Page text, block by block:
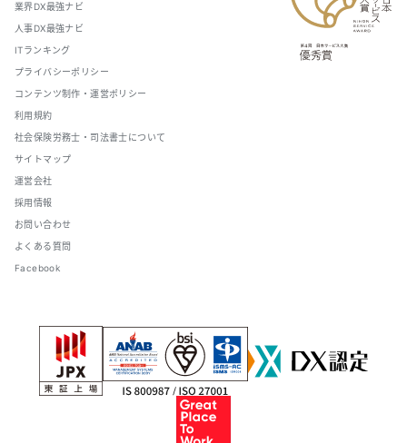
業界DX最強ナビ
人事DX最強ナビ
ITランキング
プライバシーポリシー
コンテンツ制作・運営ポリシー
利用規約
社会保険労務士・司法書士について
サイトマップ
運営会社
採用情報
お問い合わせ
よくある質問
Facebook